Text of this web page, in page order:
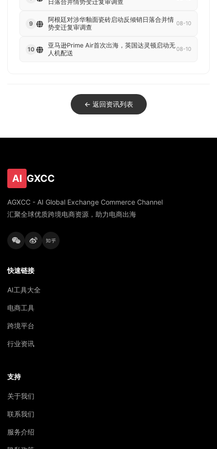
日落合并情势变迁复审调查
9
阿根廷对涉华釉面瓷砖启动反倾销日落合并情
势变迁复审调查
08-10
10
亚马逊Prime Air首次出海，英国达灵顿启动无
人机配送
08-10
← 返回资讯列表
AI GXCC
AGXCC - AI Global Exchange Commerce Channel
汇聚全球优质跨境电商资源，助力电商出海
快速链接
AI工具大全
电商工具
跨境平台
行业资讯
支持
关于我们
联系我们
服务介绍